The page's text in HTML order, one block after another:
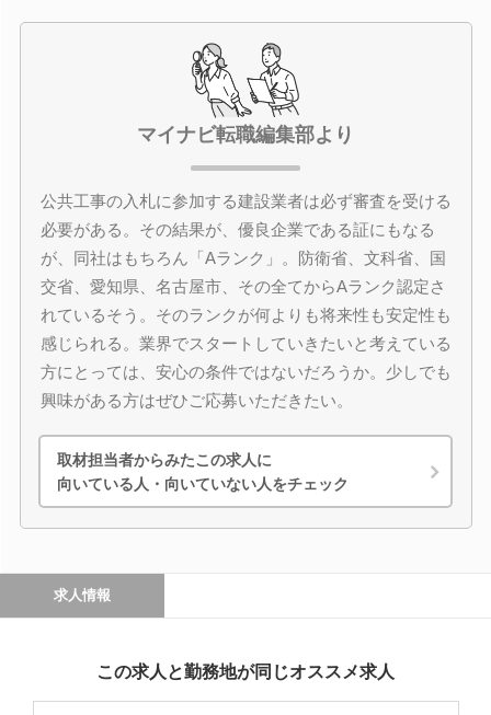
マイナビ転職編集部より
公共工事の入札に参加する建設業者は必ず審査を受ける
必要がある。その結果が、優良企業である証にもなる
が、同社はもちろん「Aランク」。防衛省、文科省、国
交省、愛知県、名古屋市、その全てからAランク認定さ
れているそう。そのランクが何よりも将来性も安定性も
感じられる。業界でスタートしていきたいと考えている
方にとっては、安心の条件ではないだろうか。少しでも
興味がある方はぜひご応募いただきたい。
取材担当者からみたこの求人に
向いている人・向いていない人をチェック
求人情報
この求人と勤務地が同じオススメ求人